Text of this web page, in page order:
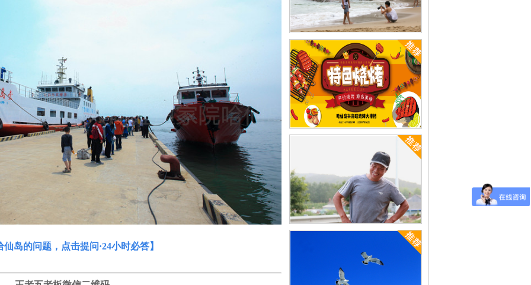
仙岛的问题，点击提问·24小时必答】
哈仙岛渔家玩什么[已解决]
哈仙岛海鲜烧烤怎么样[已解决]
哈仙岛王老五电话是多少[已解决]